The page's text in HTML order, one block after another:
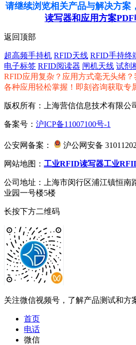
请继续浏览相关产品与解决方案
读写器和应用方案
返回顶部
超高频手持机 RFID天线 RFID手持终
电子标签 RFID阅读器 闸机天线 试剂
RFID应用复杂？应用方式毫无头绪？
各种应用轻松掌握！即刻咨询获取专
版权所有：上海营信信息技术有限公
备案号： 沪ICP备11007100号-1
公安网备案： 沪公网安备
网站地图： 工业RFID读写器工业
公司地址：上海市闵行区浦江镇恒南
业园一号楼5楼
长按下方二维码
关注微信视频号，了解产品测试和方
首页
电话
微信